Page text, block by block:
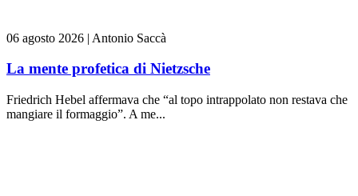
06 agosto 2026 | Antonio Saccà
La mente profetica di Nietzsche
Friedrich Hebel affermava che “al topo intrappolato non restava che
mangiare il formaggio”. A me...